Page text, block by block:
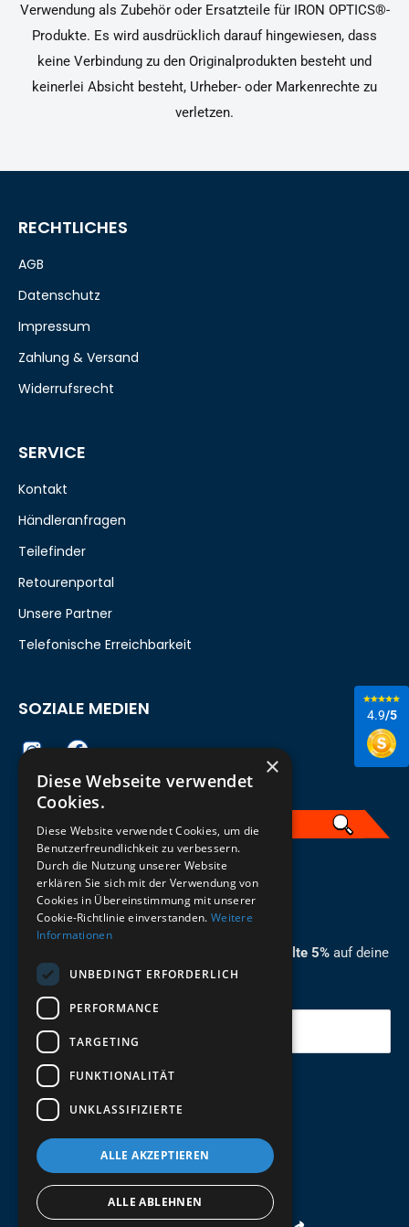
Verwendung als Zubehör oder Ersatzteile für IRON OPTICS®-
Produkte. Es wird ausdrücklich darauf hingewiesen, dass
keine Verbindung zu den Originalprodukten besteht und
keinerlei Absicht besteht, Urheber- oder Markenrechte zu
verletzen.
4.9/5
ZUM NEWSLETTER ANMELDEN
Melde dich jetzt zum Newsletter an und erhalte 5% auf deine
erste Bestellung.
Deine Email
Abschicken
RECHTLICHES
AGB
Datenschutz
Impressum
Zahlung & Versand
Widerrufsrecht
SERVICE
Kontakt
Händleranfragen
Teilefinder
Retourenportal
Unsere Partner
Telefonische Erreichbarkeit
SOZIALE MEDIEN
German
×
Diese Webseite verwendet
Cookies.
Diese Website verwendet Cookies, um die
Benutzerfreundlichkeit zu verbessern.
Durch die Nutzung unserer Website
erklären Sie sich mit der Verwendung von
Cookies in Übereinstimmung mit unserer
Cookie-Richtlinie einverstanden. Weitere
Informationen
UNBEDINGT ERFORDERLICH
PERFORMANCE
TARGETING
FUNKTIONALITÄT
UNKLASSIFIZIERTE
ALLE AKZEPTIEREN
ALLE ABLEHNEN